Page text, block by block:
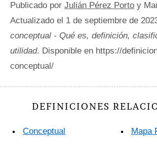
Publicado por Julián Pérez Porto y
Actualizado el 1 de septiembre de
conceptual - Qué es, definición,
utilidad. Disponible en https://
conceptual/
DEFINICIONES
Conceptual Mapa